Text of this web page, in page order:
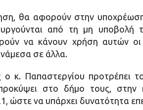
θα αφορούν στην
από τη μη υποβολή
να κάνουν χρήση αυτών οι
σε άλλα.
ο κ. Παπαστεργίου προτρέπει
στο δήμο τους, στην
ώστε να υπάρχει δυνατότητα